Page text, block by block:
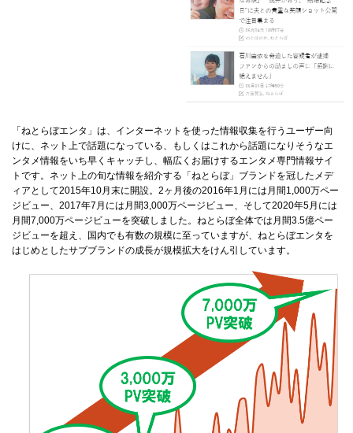
「ねとらぼエンタ」は、インターネットを使った情報収集を行うユーザー向
けに、ネット上で話題になっている、もしくはこれから話題になりそうなエ
ンタメ情報をいち早くキャッチし、幅広くお届けするエンタメ専門情報サイ
トです。ネット上の旬な情報を紹介する「ねとらぼ」ブランドを冠したメデ
ィアとして2015年10月末に開設。2ヶ月後の2016年1月には月間1,000万ペー
ジビュー、2017年7月には月間3,000万ページビュー、そして2020年5月には
月間7,000万ページビューを突破しました。ねとらぼ全体では月間3.5億ペー
ジビューを超え、国内でも有数の規模に至っていますが、ねとらぼエンタを
はじめとしたサブブランドの成長が規模拡大をけん引しています。